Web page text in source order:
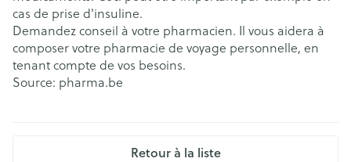
cas de prise d'insuline.
Demandez conseil à votre pharmacien. Il vous aidera à
composer votre pharmacie de voyage personnelle, en
tenant compte de vos besoins.
Source: pharma.be
Retour à la liste